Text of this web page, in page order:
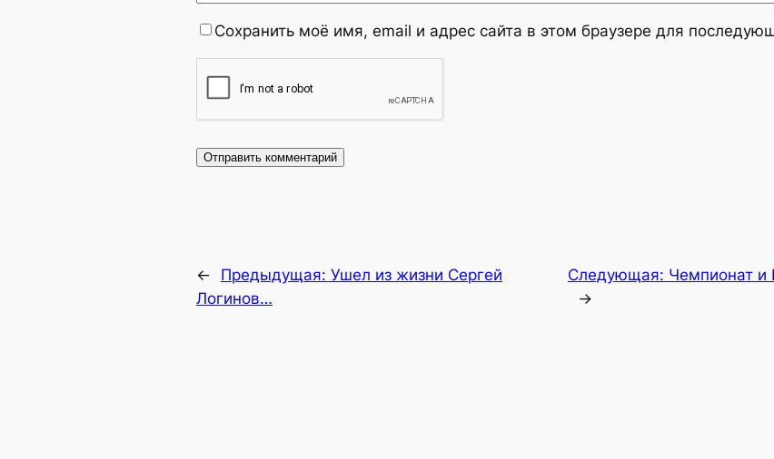
Сохранить моё имя, email и адрес сайта в этом браузере для
← Предыдущая: Ушел из жизни Сергей
Логинов…
Следующая: Чемпионат и
→